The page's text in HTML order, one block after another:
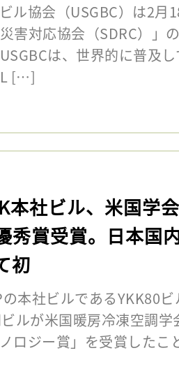
ル協会（USGBC）は2月
害対応協会（SDRC）」
は、世界的に普及
L […]
本社ビル、米国学
秀賞受賞。日本国
初
本社ビルであるYKK80
ルが米国暖房冷凍空調学
ロジー賞」を受賞した